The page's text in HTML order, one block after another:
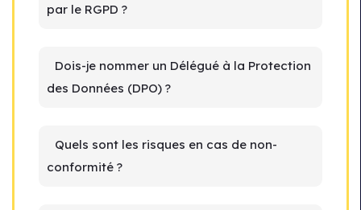
par le RGPD ?
Dois-je nommer un Délégué à la Protection
des Données (DPO) ?
Quels sont les risques en cas de non-
conformité ?